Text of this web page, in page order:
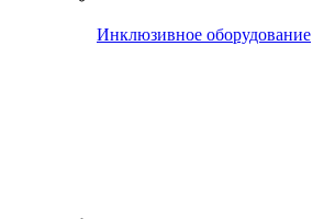
Инклюзивное оборудование